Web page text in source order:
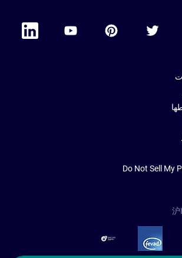
Accor Youtube
Linkedin
Do Not Sell My
沪